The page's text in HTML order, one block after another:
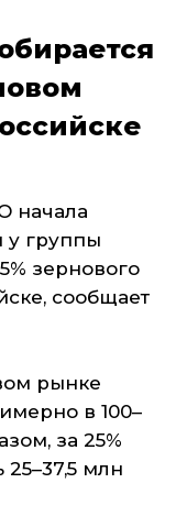
начала
у группы
зернового
сообщает
рынке
в 100–
за 25%
млн